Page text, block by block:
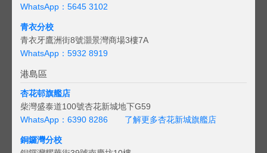
WhatsApp：5645 3102
青衣分校
青衣牙鷹洲街8號灝景灣商場3樓7A
WhatsApp：5932 8919
港島區
杏花邨旗艦店
柴灣盛泰道100號杏花新城地下G59
WhatsApp：6390 8286
了解更多杏花新城旗艦店
銅鑼灣分校